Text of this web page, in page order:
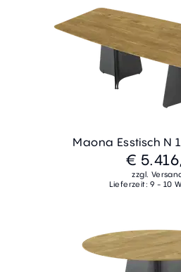
Maona Esstisch N
€
zzgl.
Lieferzeit: 9 - 10